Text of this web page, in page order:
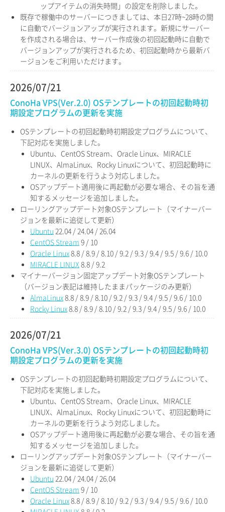
ップアイテムの消失時間」の設定を削除しました。
既存で稼働中のサーバーにつきましては、本日27時~28時の間
に自動でバージョンアップが実行されます。新規にサーバー
を作成される場合は、サーバー作成後の初回起動時に自動で
バージョンアップが実行されるため、初回起動時から最新バ
ージョンをご利用いただけます。
2026/07/21
ConoHa VPS(Ver.2.0) OSテンプレートの初回起動時初
期設定プログラムの更新を実施
OSテンプレートの初回起動時初期設定プログラムについて、
下記対応を実施しました。
Ubuntu、CentOS Stream、Oracle Linux、MIRACLE
LINUX、AlmaLinux、Rocky Linuxについて、初回起動時に
カーネルの更新を行うよう対応しました。
OSアップデート適用後に再起動が必要な場合、その旨を通
知するメッセージを追加しました。
ローリングアップデート対象OSテンプレート（マイナーバー
ジョンを最新に追従して更新）
Ubuntu 22.04 / 24.04 / 26.04
CentOS Stream 9 / 10
Oracle Linux8.8 / 8.9 / 8.10 / 9.2 / 9.3 / 9.4 / 9.5 / 9.6 / 10.0
MIRACLE LINUX 8.8 / 9.2
マイナーバージョン固定アップデート対象OSテンプレート
（バージョン表記は維持したままパッケージのみ更新）
AlmaLinux8.8 / 8.9 / 8.10 / 9.2 / 9.3 / 9.4 / 9.5 / 9.6 / 10.0
Rocky Linux8.8 / 8.9 / 8.10 / 9.2 / 9.3 / 9.4 / 9.5 / 9.6 / 10.0
2026/07/21
ConoHa VPS(Ver.3.0) OSテンプレートの初回起動時初
期設定プログラムの更新を実施
OSテンプレートの初回起動時初期設定プログラムについて、
下記対応を実施しました。
Ubuntu、CentOS Stream、Oracle Linux、MIRACLE
LINUX、AlmaLinux、Rocky Linuxについて、初回起動時に
カーネルの更新を行うよう対応しました。
OSアップデート適用後に再起動が必要な場合、その旨を通
知するメッセージを追加しました。
ローリングアップデート対象OSテンプレート（マイナーバー
ジョンを最新に追従して更新）
Ubuntu 22.04 / 24.04 / 26.04
CentOS Stream 9 / 10
Oracle Linux8.8 / 8.9 / 8.10 / 9.2 / 9.3 / 9.4 / 9.5 / 9.6 / 10.0